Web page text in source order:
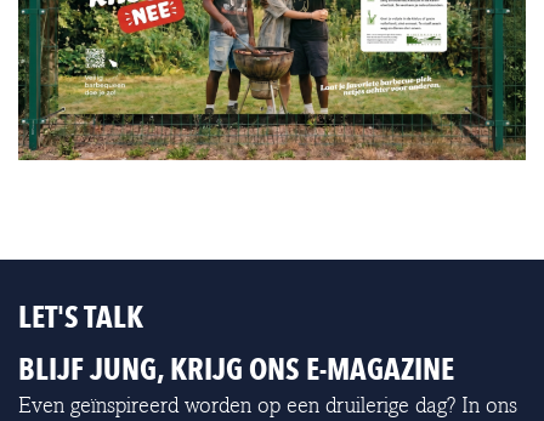
LET'S TALK
BLIJF JUNG, KRIJG ONS E-MAGAZINE
Even geïnspireerd worden op een druilerige dag? In ons